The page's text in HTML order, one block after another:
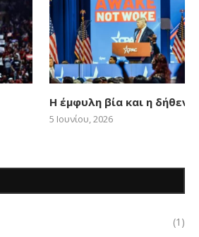
Η έμφυλη βία και η δήθεν
5 Ιουνίου, 2026
(1)